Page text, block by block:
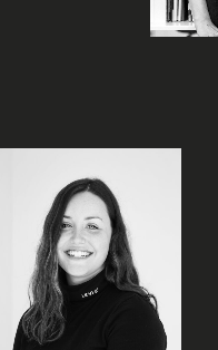
Catherine
Ager
Technologue